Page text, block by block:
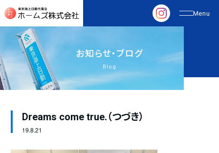
お知らせ・ブログ
Blog
Dreams come true.（つづき）
19.8.21